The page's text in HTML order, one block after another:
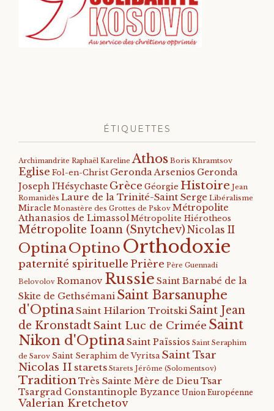
ÉTIQUETTES
Archimandrite Raphaël Kareline Athos Boris Khramtsov
Eglise Fol-en-Christ Geronda Arsenios Geronda
Joseph l'Hésychaste Grèce Géorgie Histoire Jean
Romanidès Laure de la Trinité-Saint Serge Libéralisme
Miracle Monastère des Grottes de Pskov Métropolite
Athanasios de Limassol Métropolite Hiérotheos
Métropolite Ioann (Snytchev) Nicolas II
OptinaOptino Orthodoxie
paternité spirituelle Prière Père Guennadi
Belovolov Romanov Russie Saint Barnabé de la
Skite de Gethsémani Saint Barsanuphe
d'OptinaSaint Hilarion Troitski Saint Jean
de KronstadtSaint Luc de Crimée Saint
Nikon d'OptinaSaint Païssios Saint Seraphim
de Sarov Saint Seraphim de Vyritsa Saint Tsar
Nicolas II starets Starets Jérôme (Solomentsov)
TraditionTrès Sainte Mère de DieuTsar
Tsargrad Constantinople Byzance Union Européenne
Valerian Kretchetov